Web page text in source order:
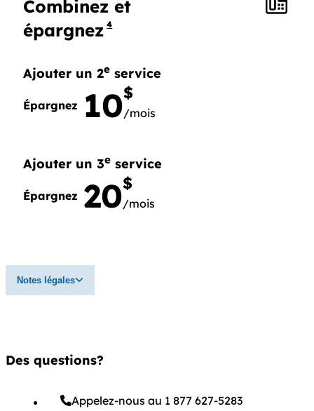
Combinez et
épargnez 4
Ajouter un 2e service
Épargnez 10$
/mois
Ajouter un 3e service
Épargnez 20$
/mois
Notes légales
Des questions?
Appelez-nous au 1 877 627-5283